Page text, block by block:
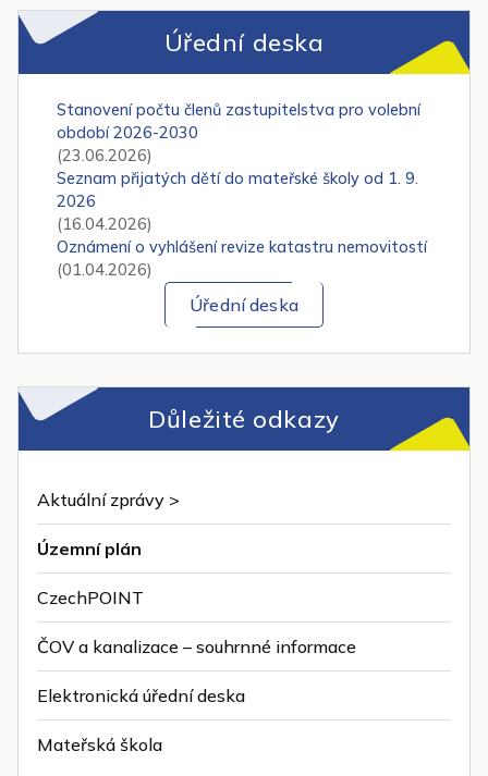
Úřední deska
Stanovení počtu členů zastupitelstva pro volební
období 2026-2030
(23.06.2026)
Seznam přijatých dětí do mateřské školy od 1. 9.
2026
(16.04.2026)
Oznámení o vyhlášení revize katastru nemovitostí
(01.04.2026)
Úřední deska
Důležité odkazy
Aktuální zprávy >
Územní plán
CzechPOINT
ČOV a kanalizace – souhrnné informace
Elektronická úřední deska
Mateřská škola